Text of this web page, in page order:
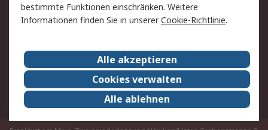
Über RS
Karriere bei RS
Nachhaltigkeit
Qualität/Umwelt/ZertifikatePresse-Center
Event-Center
bestimmte Funktionen einschränken. Weitere
Informationen finden Sie in unsererCookie-Richtlinie.
Alle akzeptieren
Cookies verwalten
Alle ablehnen